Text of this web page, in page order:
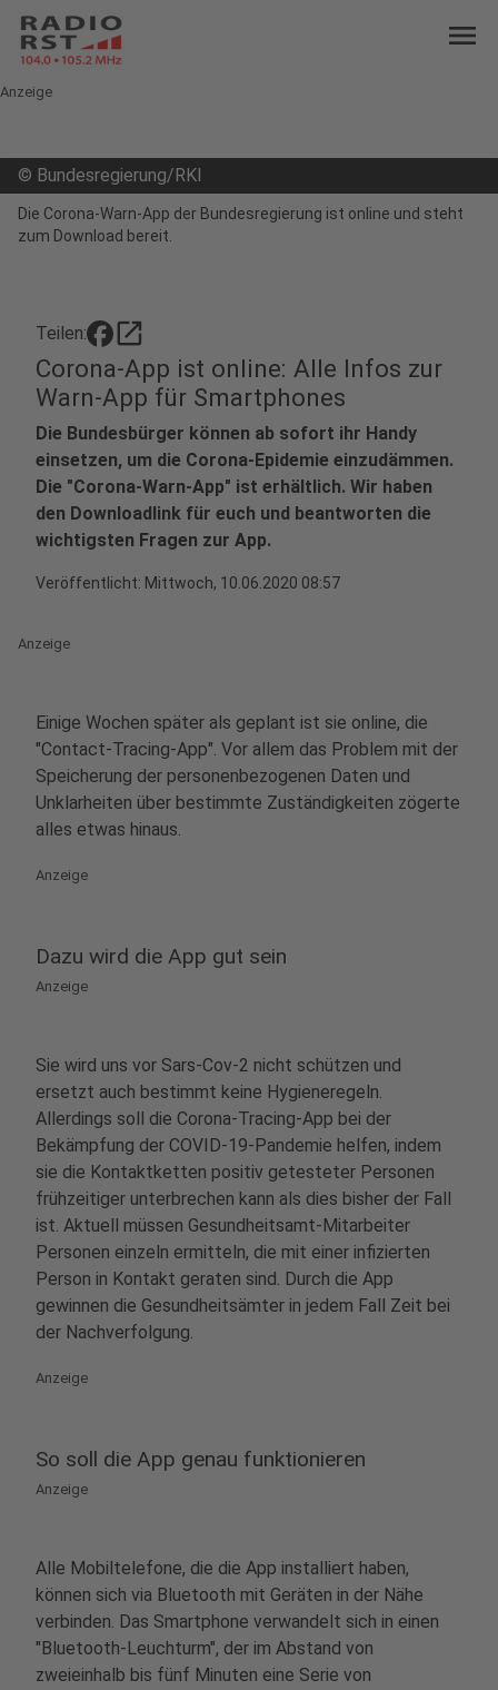
menu
Anzeige
© Bundesregierung/RKI
Die Corona-Warn-App der Bundesregierung ist online und steht
zum Download bereit.
Teilen: open_in_new
Corona-App ist online: Alle Infos zur
Warn-App für Smartphones
Die Bundesbürger können ab sofort ihr Handy
einsetzen, um die Corona-Epidemie einzudämmen.
Die "Corona-Warn-App" ist erhältlich. Wir haben
den Downloadlink für euch und beantworten die
wichtigsten Fragen zur App.
Veröffentlicht: Mittwoch, 10.06.2020 08:57
Anzeige
Einige Wochen später als geplant ist sie online, die
"Contact-Tracing-App". Vor allem das Problem mit der
Speicherung der personenbezogenen Daten und
Unklarheiten über bestimmte Zuständigkeiten zögerte
alles etwas hinaus.
Anzeige
Dazu wird die App gut sein
Anzeige
Sie wird uns vor Sars-Cov-2 nicht schützen und
ersetzt auch bestimmt keine Hygieneregeln.
Allerdings soll die Corona-Tracing-App bei der
Bekämpfung der COVID-19-Pandemie helfen, indem
sie die Kontaktketten positiv getesteter Personen
frühzeitiger unterbrechen kann als dies bisher der Fall
ist. Aktuell müssen Gesundheitsamt-Mitarbeiter
Personen einzeln ermitteln, die mit einer infizierten
Person in Kontakt geraten sind. Durch die App
gewinnen die Gesundheitsämter in jedem Fall Zeit bei
der Nachverfolgung.
Anzeige
So soll die App genau funktionieren
Anzeige
Alle Mobiltelefone, die die App installiert haben,
können sich via Bluetooth mit Geräten in der Nähe
verbinden. Das Smartphone verwandelt sich in einen
"Bluetooth-Leuchturm", der im Abstand von
zweieinhalb bis fünf Minuten eine Serie von